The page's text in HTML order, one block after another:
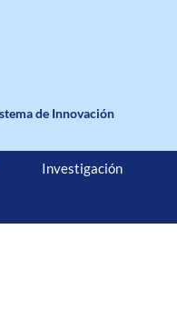
de Innovación
Investigación